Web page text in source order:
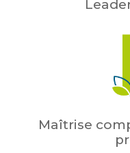
Maîtrise